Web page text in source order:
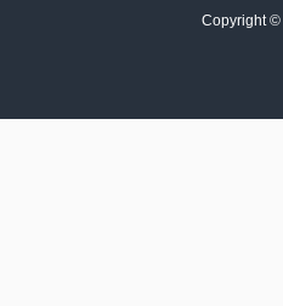
Copyright ©